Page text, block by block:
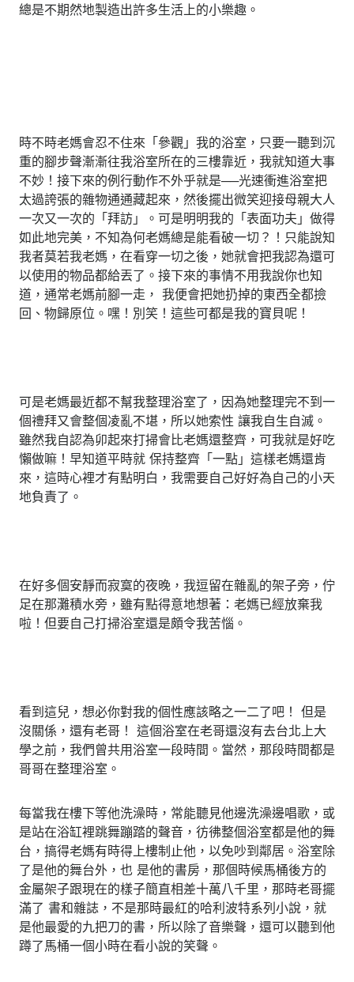
總是不期然地製造出許多生活上的小樂趣。
時不時老媽會忍不住來「參觀」我的浴室，只要一聽到沉
重的腳步聲漸漸往我浴室所在的三樓靠近，我就知道大事
不妙！接下來的例行動作不外乎就是──光速衝進浴室把
太過誇張的雜物通通藏起來，然後擺出微笑迎接母親大人
一次又一次的「拜訪」。可是明明我的「表面功夫」做得
如此地完美，不知為何老媽總是能看破一切？！只能說知
我者莫若我老媽，在看穿一切之後，她就會把我認為還可
以使用的物品都給丟了。接下來的事情不用我說你也知
道，通常老媽前腳一走， 我便會把她扔掉的東西全都撿
回、物歸原位。嘿！別笑！這些可都是我的寶貝呢！
可是老媽最近都不幫我整理浴室了，因為她整理完不到一
個禮拜又會整個凌亂不堪，所以她索性 讓我自生自滅。
雖然我自認為卯起來打掃會比老媽還整齊，可我就是好吃
懶做嘛！早知道平時就 保持整齊「一點」這樣老媽還肯
來，這時心裡才有點明白，我需要自己好好為自己的小天
地負責了。
在好多個安靜而寂寞的夜晚，我逗留在雜亂的架子旁，佇
足在那灘積水旁，雖有點得意地想著：老媽已經放棄我
啦！但要自己打掃浴室還是頗令我苦惱。
看到這兒，想必你對我的個性應該略之一二了吧！ 但是
沒關係，還有老哥！ 這個浴室在老哥還沒有去台北上大
學之前，我們曾共用浴室一段時間。當然，那段時間都是
哥哥在整理浴室。
每當我在樓下等他洗澡時，常能聽見他邊洗澡邊唱歌，或
是站在浴缸裡跳舞蹦踏的聲音，彷彿整個浴室都是他的舞
台，搞得老媽有時得上樓制止他，以免吵到鄰居。浴室除
了是他的舞台外，也 是他的書房，那個時候馬桶後方的
金屬架子跟現在的樣子簡直相差十萬八千里，那時老哥擺
滿了 書和雜誌，不是那時最紅的哈利波特系列小說，就
是他最愛的九把刀的書，所以除了音樂聲，還可以聽到他
蹲了馬桶一個小時在看小說的笑聲。